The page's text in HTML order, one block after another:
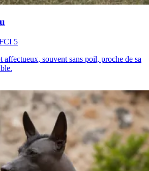
5
souvent sans poil, proche de sa